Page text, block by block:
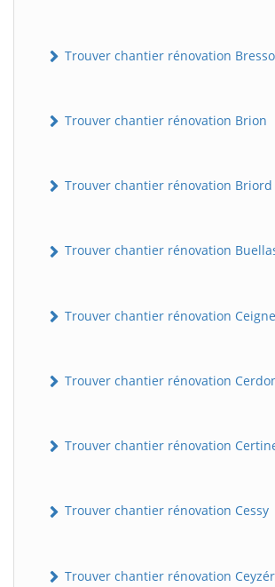
Trouver chantier rénovation
Trouver chantier rénovation Brion
Trouver chantier rénovation Briord
Trouver chantier rénovation
Trouver chantier rénovation
Trouver chantier rénovation
Trouver chantier rénovation
Trouver chantier rénovation Cessy
Trouver chantier rénovation